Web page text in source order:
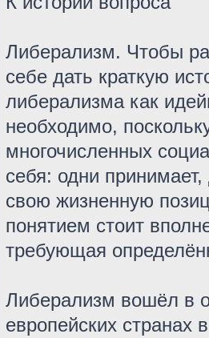
Либерализм. Чтобы
себе дать краткую
либерализма как
необходимо,
многочисленных
себя: одни
свою жизненную
понятием стоит
требующая
Либерализм вошёл в
европейских